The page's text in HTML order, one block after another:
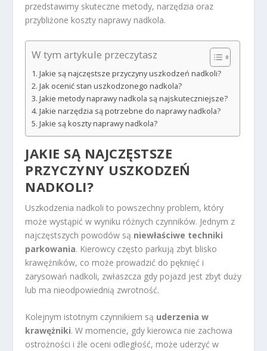
przedstawimy skuteczne metody, narzędzia oraz
przybliżone koszty naprawy nadkola.
W tym artykule przeczytasz
Jakie są najczęstsze przyczyny uszkodzeń nadkoli?
Jak ocenić stan uszkodzonego nadkola?
Jakie metody naprawy nadkola są najskuteczniejsze?
Jakie narzędzia są potrzebne do naprawy nadkola?
Jakie są koszty naprawy nadkola?
JAKIE SĄ NAJCZĘSTSZE
PRZYCZYNY USZKODZEŃ
NADKOLI?
Uszkodzenia nadkoli to powszechny problem, który
może wystąpić w wyniku różnych czynników. Jednym z
najczęstszych powodów są niewłaściwe techniki
parkowania. Kierowcy często parkują zbyt blisko
krawężników, co może prowadzić do pęknięć i
zarysowań nadkoli, zwłaszcza gdy pojazd jest zbyt duży
lub ma nieodpowiednią zwrotność.
Kolejnym istotnym czynnikiem są uderzenia w
krawężniki. W momencie, gdy kierowca nie zachowa
ostrożności i źle oceni odległość, może uderzyć w